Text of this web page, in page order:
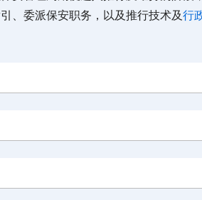
、委派保安职务，以及推行技术及行